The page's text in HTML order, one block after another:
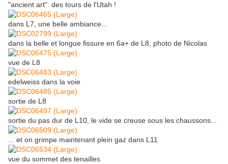
"ancient art" des tours de l'Utah !
dans L7, une belle ambiance...
dans la belle et longue fissure en 6a+ de L8, photo de Nicolas
vue de L8
edelweiss dans la voie
sortie de L8
sortie du pas dur de L10, le vide se creuse sous les chaussons...
... et on grimpe maintenant plein gaz dans L11
vue du sommet des tenailles